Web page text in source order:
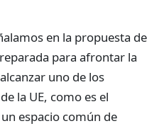
en la propuesta de
para afrontar la
uno de los
la UE, como es el
espacio común de